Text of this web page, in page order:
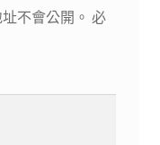
不會公開。 必